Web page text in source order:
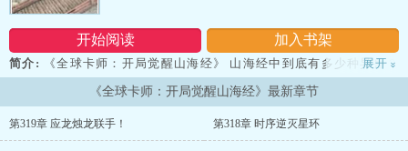
开始阅读 加入书架
简介:
《全球卡师：开局觉醒山海经》 山海经中到底有多少种异兽？
这个问题的答案，没人比江铭更清楚。 当游戏照进现实，破碎的世界
开始融合。 江铭立于高空之上，轻动指尖。 周围的云层开始翻涌，一
只只世人们没见.....
展开 »
《全球卡师：开局觉醒山海经》最新章节
第319章 应龙烛龙联手！ 第318章 时序逆灭星环